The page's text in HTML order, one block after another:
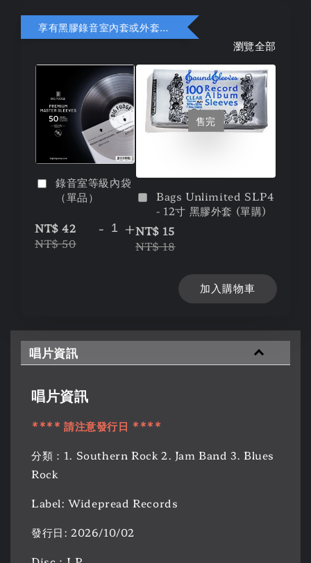
享有黑膠錄音室內套或外套折扣
瀏覽全部
錄音室等級內袋
（單品）
NT$ 42
NT$ 50
- +
售完
Bags Unlimited SLP4
- 12寸 黑膠外套 (單購)
NT$ 15
NT$ 18
加入購物車
唱片資訊
唱片資訊
**** 請注意發行日 ****
分類：1. Southern Rock 2. Jam Band 3. Blues
Rock
Label: Widepread Records
發行日: 2026/10/02